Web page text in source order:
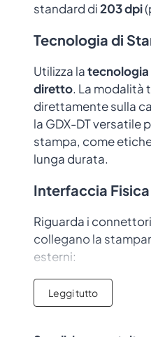
standard di203 dpi
Tecnologia di
Utilizza latecnologia
diretto. La modalità
direttamente sulla
la GDX-DT versatile
stampa, come
lunga durata.
Interfaccia
Riguarda i
collegano la
esterni:
USB
: È
semplice da
Leggi tutto